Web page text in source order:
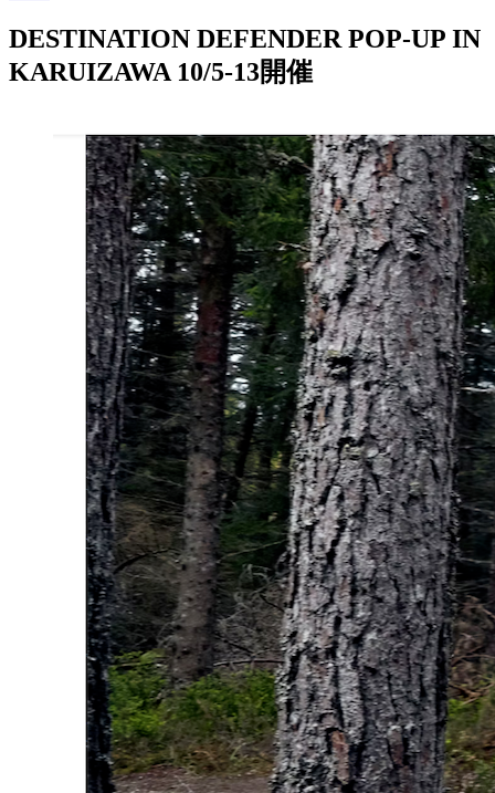
DESTINATION DEFENDER POP-UP IN
KARUIZAWA 10/5-13開催